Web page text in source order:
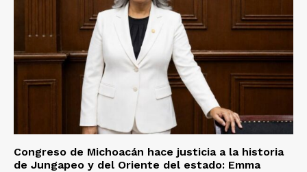
Congreso de Michoacán hace justicia a la historia
de Jungapeo y del Oriente del estado: Emma